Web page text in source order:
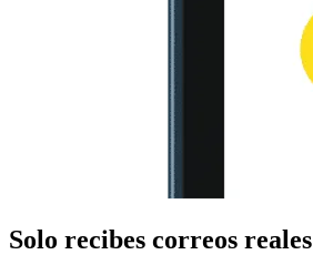
Solo recibes correos reales